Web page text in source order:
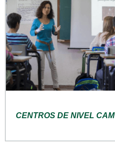
CENTROS DE NIVEL CAM